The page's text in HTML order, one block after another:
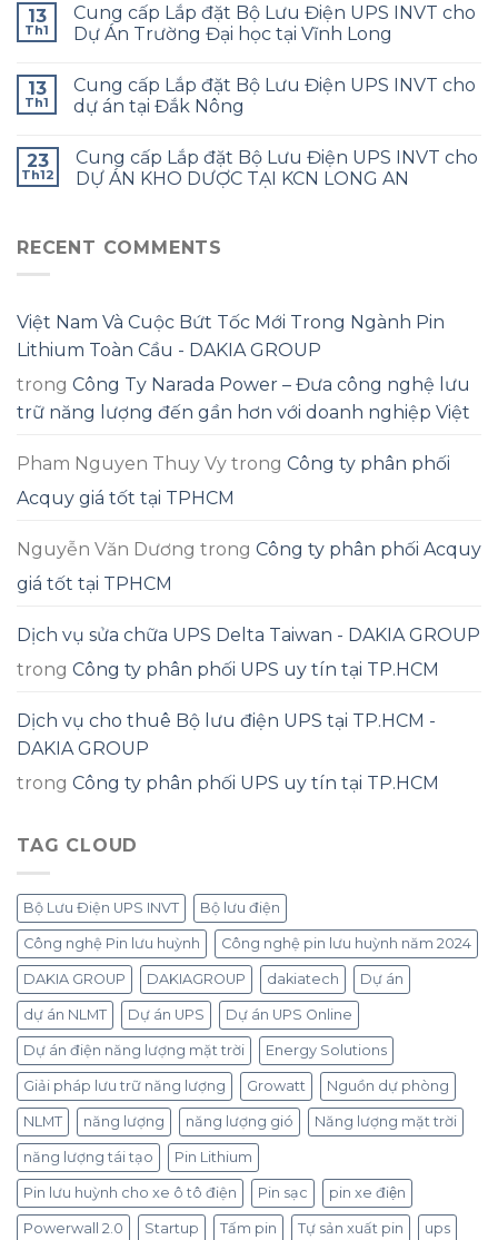
13
Th1
Cung cấp Lắp đặt Bộ Lưu Điện UPS INVT cho
Dự Án Trường Đại học tại Vĩnh Long
13
Th1
Cung cấp Lắp đặt Bộ Lưu Điện UPS INVT cho
dự án tại Đắk Nông
23
Th12
Cung cấp Lắp đặt Bộ Lưu Điện UPS INVT cho
DỰ ÁN KHO DƯỢC TẠI KCN LONG AN
RECENT COMMENTS
Việt Nam Và Cuộc Bứt Tốc Mới Trong Ngành Pin
Lithium Toàn Cầu - DAKIA GROUP
trong Công Ty Narada Power – Đưa công nghệ lưu
trữ năng lượng đến gần hơn với doanh nghiệp Việt
Pham Nguyen Thuy Vy trong Công ty phân phối
Acquy giá tốt tại TPHCM
Nguyễn Văn Dương trong Công ty phân phối Acquy
giá tốt tại TPHCM
Dịch vụ sửa chữa UPS Delta Taiwan - DAKIA GROUP
trong Công ty phân phối UPS uy tín tại TP.HCM
Dịch vụ cho thuê Bộ lưu điện UPS tại TP.HCM -
DAKIA GROUP
trong Công ty phân phối UPS uy tín tại TP.HCM
TAG CLOUD
Bộ Lưu Điện UPS INVT Bộ lưu điện
Công nghệ Pin lưu huỳnh Công nghệ pin lưu huỳnh năm 2024
DAKIA GROUP DAKIAGROUP dakiatech Dự án
dự án NLMT Dự án UPS Dự án UPS Online
Dự án điện năng lượng mặt trời Energy Solutions
Giải pháp lưu trữ năng lượng Growatt Nguồn dự phòng
NLMT năng lượng năng lượng gió Năng lượng mặt trời
năng lượng tái tạo Pin Lithium
Pin lưu huỳnh cho xe ô tô điện Pin sạc pin xe điện
Powerwall 2.0 Startup Tấm pin Tự sản xuất pin ups